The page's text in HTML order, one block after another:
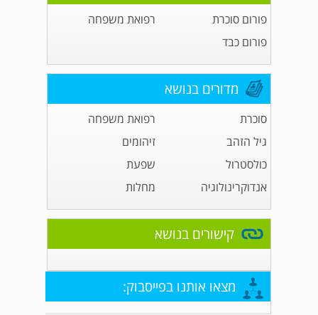
פורום סוכרת
רפואת משפחה
פורום כבד
מדורים בנושא
סוכרת
רפואת משפחה
גיל הזהב
זיהומים
כולסטרול
שפעת
אנדוקרינולוגיה
מחלות
קישורים בנושא
מצאו אותנו בפייסבוק: